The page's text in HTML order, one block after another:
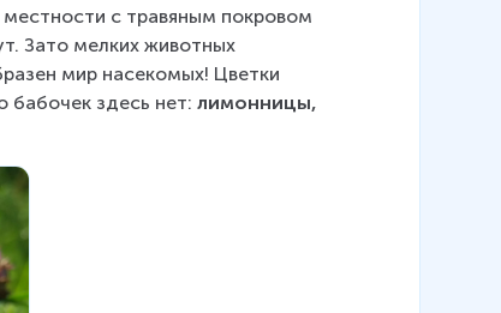
с травяным покровом
Зато мелких животных
мир насекомых! Цветки
бабочек здесь нет: лимонницы,